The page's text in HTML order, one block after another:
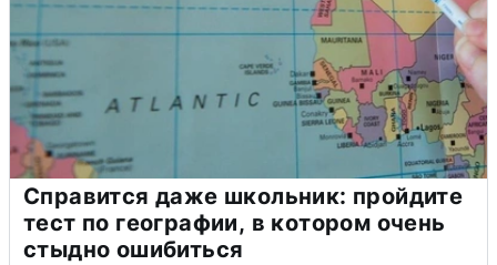
Справится даже школьник: пройдите
тест по географии, в котором очень
стыдно ошибиться